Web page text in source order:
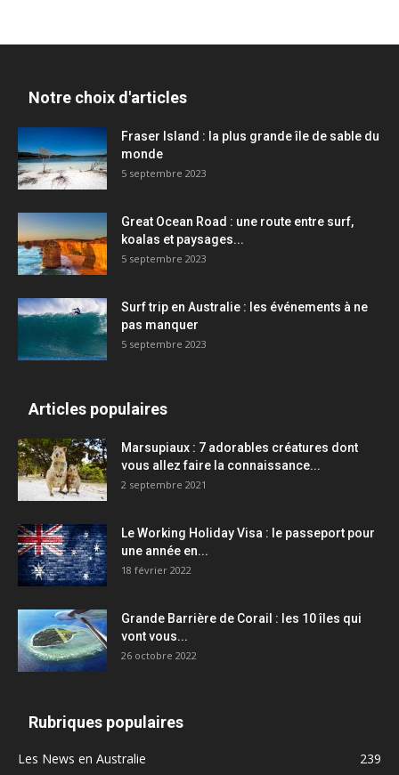
Notre choix d'articles
Fraser Island : la plus grande île de sable du
monde
5 septembre 2023
Great Ocean Road : une route entre surf,
koalas et paysages...
5 septembre 2023
Surf trip en Australie : les événements à ne
pas manquer
5 septembre 2023
Articles populaires
Marsupiaux : 7 adorables créatures dont
vous allez faire la connaissance...
2 septembre 2021
Le Working Holiday Visa : le passeport pour
une année en...
18 février 2022
Grande Barrière de Corail : les 10 îles qui
vont vous...
26 octobre 2022
Rubriques populaires
Les News en Australie
239